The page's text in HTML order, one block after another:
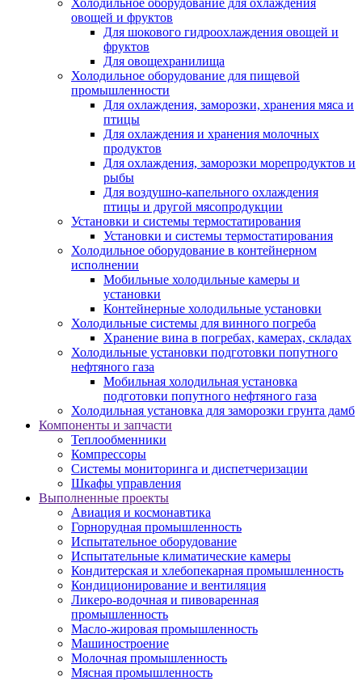
Холодильное оборудование для охлаждения
овощей и фруктов
Для шокового гидроохлаждения овощей и
фруктов
Для овощехранилища
Холодильное оборудование для пищевой
промышленности
Для охлаждения, заморозки, хранения мяса и
птицы
Для охлаждения и хранения молочных
продуктов
Для охлаждения, заморозки морепродуктов и
рыбы
Для воздушно-капельного охлаждения
птицы и другой мясопродукции
Установки и системы термостатирования
Установки и системы термостатирования
Холодильное оборудование в контейнерном
исполнении
Мобильные холодильные камеры и
установки
Контейнерные холодильные установки
Холодильные системы для винного погреба
Хранение вина в погребах, камерах, складах
Холодильные установки подготовки попутного
нефтяного газа
Мобильная холодильная установка
подготовки попутного нефтяного газа
Холодильная установка для заморозки грунта дамб
Компоненты и запчасти
Теплообменники
Компрессоры
Системы мониторинга и диспетчеризации
Шкафы управления
Выполненные проекты
Авиация и космонавтика
Горнорудная промышленность
Испытательное оборудование
Испытательные климатические камеры
Кондитерская и хлебопекарная промышленность
Кондиционирование и вентиляция
Ликеро-водочная и пивоваренная
промышленность
Масло-жировая промышленность
Машиностроение
Молочная промышленность
Мясная промышленность